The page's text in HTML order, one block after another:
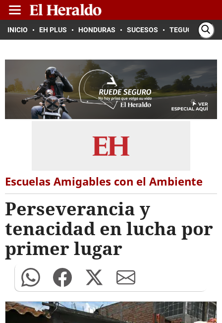
INICIO EH PLUS HONDURAS SUCESOS TEGUCIGALPA
Escuelas Amigables con el Ambiente
Perseverancia y
tenacidad en lucha por
primer lugar